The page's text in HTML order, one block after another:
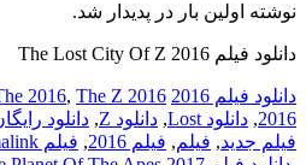
نوشته اولین بار در پدیدار شد.
دانلود فیلم The Lost City Of Z 2016
دانلود فیلم 2016 2016 Lost
2016, The Z
2016
, دانلود Lost , دانلود Z , دانلود
فیلم جدید, فیلم, فیلم 2016 , فیلم Z